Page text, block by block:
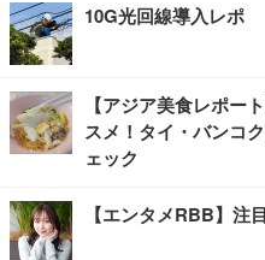
10G光回線導入レポ
【アジア美食レポー
スメ！タイ・バンコ
ェック
【エンタメRBB】注